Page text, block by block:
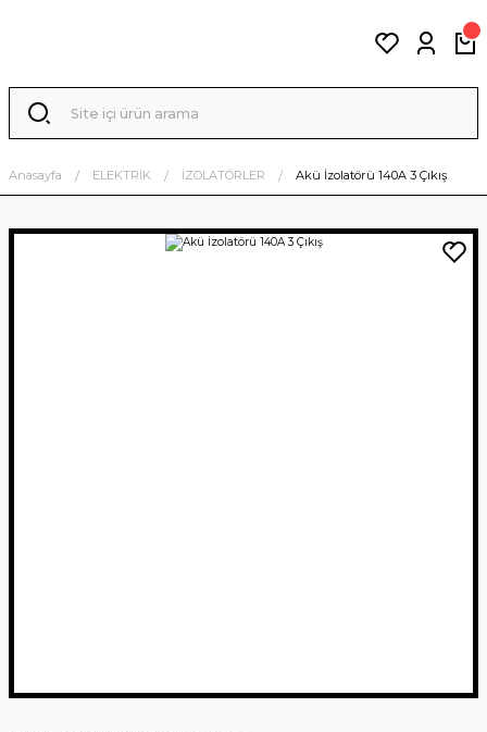
Anasayfa ELEKTRİK İZOLATÖRLER Akü İzolatörü 140A 3 Çıkış